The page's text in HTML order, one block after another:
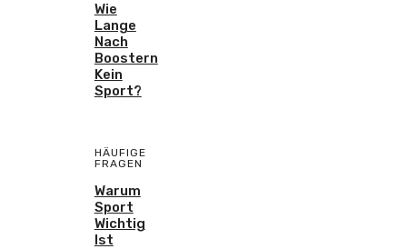
Wie
Lange
Nach
Boostern
Kein
Sport?
HÄUFIGE
FRAGEN
Warum
Sport
Wichtig
Ist